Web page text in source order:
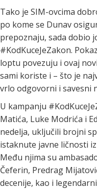
Tako je SIM-ovcima
po kome se Dunav
prepoznaju, sada dobio
#KodKuceJeZakon.
loptu povezuju i ovaj
sami koriste i – što je
vrlo odgovorni i savesni
U kampanju
Matića, Luke Modrića i
nedelja, uključili brojni
istaknute javne ličnosti
Među njima su
Čeferin, Predrag
decenije, kao i